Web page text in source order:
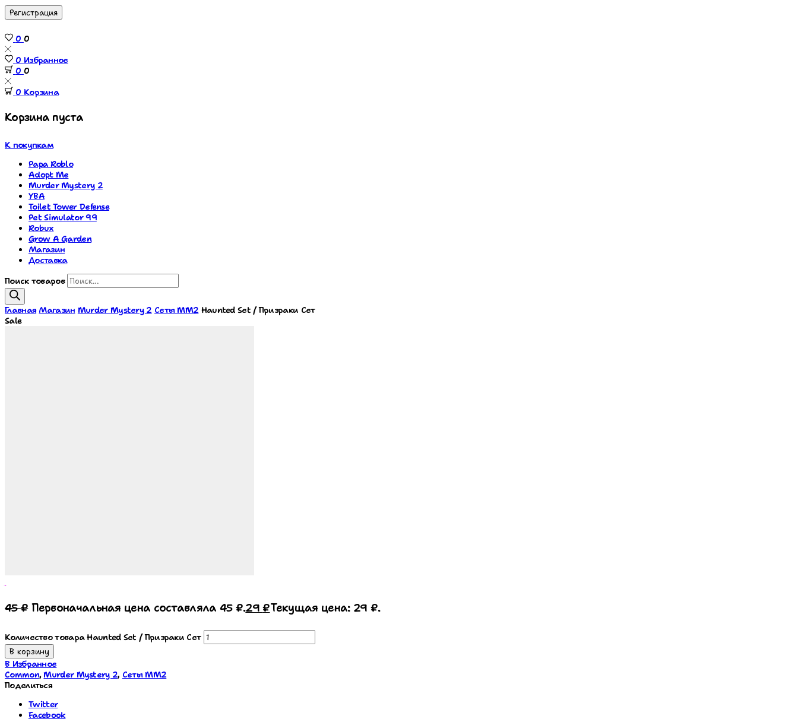
Регистрация
0 0
0 Избранное
0 0
0 Корзина
Корзина пуста
К покупкам
Papa Roblo
Adopt Me
Murder Mystery 2
YBA
Toilet Tower Defense
Pet Simulator 99
Robux
Grow A Garden
Магазин
Доставка
Поиск товаров
Главная Магазин Murder Mystery 2 Сеты MM2 Haunted Set / Призраки Сет
Sale
45₽ Первоначальная цена составляла 45 ₽.29₽Текущая цена: 29 ₽.
Количество товара Haunted Set / Призраки Сет
В корзину
В Избранное
Common,Murder Mystery 2, Сеты MM2
Поделиться
Twitter
Facebook